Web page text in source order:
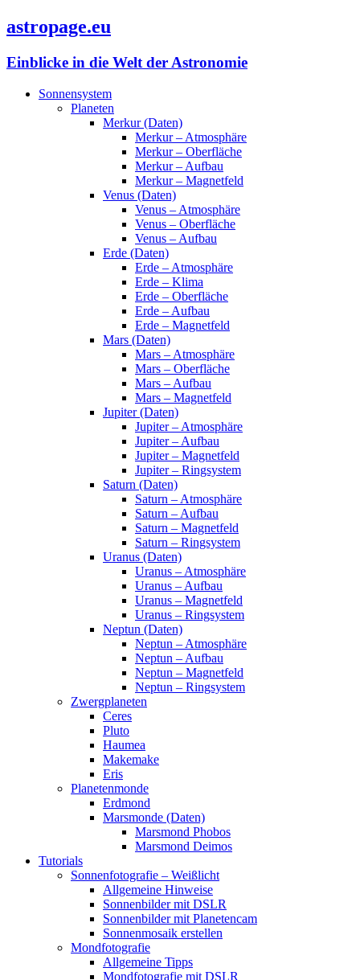
astropage.eu
Einblicke in die Welt der Astronomie
Sonnensystem
Planeten
Merkur (Daten)
Merkur – Atmosphäre
Merkur – Oberfläche
Merkur – Aufbau
Merkur – Magnetfeld
Venus (Daten)
Venus – Atmosphäre
Venus – Oberfläche
Venus – Aufbau
Erde (Daten)
Erde – Atmosphäre
Erde – Klima
Erde – Oberfläche
Erde – Aufbau
Erde – Magnetfeld
Mars (Daten)
Mars – Atmosphäre
Mars – Oberfläche
Mars – Aufbau
Mars – Magnetfeld
Jupiter (Daten)
Jupiter – Atmosphäre
Jupiter – Aufbau
Jupiter – Magnetfeld
Jupiter – Ringsystem
Saturn (Daten)
Saturn – Atmosphäre
Saturn – Aufbau
Saturn – Magnetfeld
Saturn – Ringsystem
Uranus (Daten)
Uranus – Atmosphäre
Uranus – Aufbau
Uranus – Magnetfeld
Uranus – Ringsystem
Neptun (Daten)
Neptun – Atmosphäre
Neptun – Aufbau
Neptun – Magnetfeld
Neptun – Ringsystem
Zwergplaneten
Ceres
Pluto
Haumea
Makemake
Eris
Planetenmonde
Erdmond
Marsmonde (Daten)
Marsmond Phobos
Marsmond Deimos
Tutorials
Sonnenfotografie – Weißlicht
Allgemeine Hinweise
Sonnenbilder mit DSLR
Sonnenbilder mit Planetencam
Sonnenmosaik erstellen
Mondfotografie
Allgemeine Tipps
Mondfotografie mit DSLR